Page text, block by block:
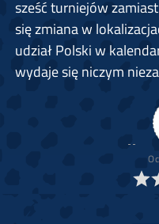
sześć turniejów
się zmiana w
udział Polski w
wydaje się niczym